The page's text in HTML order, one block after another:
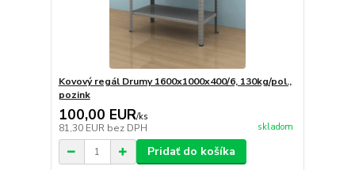
Kovový regál Drumy 1600x1000x400/6, 130kg/pol.,
pozink
100,00 EUR/ks
81,30 EUR bez DPH skladom
Pridať do košíka